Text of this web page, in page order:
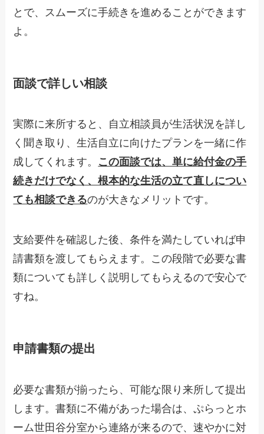
とで、スムーズに手続きを進めることができます
よ。
面談で詳しい相談
実際に来所すると、自立相談員が生活状況を詳し
く聞き取り、生活自立に向けたプランを一緒に作
成してくれます。 この面談では、単に給付金の手
続きだけでなく、根本的な生活の立て直しについ
ても相談できるのが大きなメリットです。
支給要件を確認した後、条件を満たしていれば申
請書類を渡してもらえます。この段階で必要な書
類についても詳しく説明してもらえるので安心で
すね。
申請書類の提出
必要な書類が揃ったら、可能な限り来所して提出
します。書類に不備があった場合は、ぷらっとホ
ーム世田谷分室から連絡が来るので、速やかに対